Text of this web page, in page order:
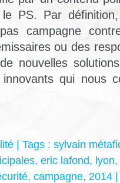
PS. Par
campagne
ou des
nouvelles
qui nous
| Tags : sylvain
, eric lafond, lyon,
, campagne, 2014